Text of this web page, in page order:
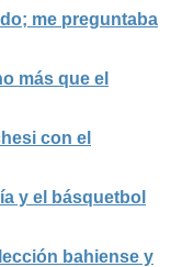
me preguntaba
más que el
con el
y el básquetbol
bahiense y